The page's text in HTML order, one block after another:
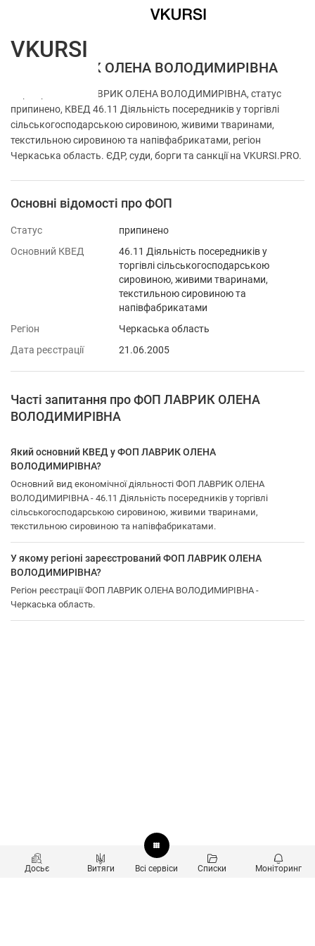
ФОП ЛАВРИК ОЛЕНА ВОЛОДИМИРІВНА
Перевірка ФОП ЛАВРИК ОЛЕНА ВОЛОДИМИРІВНА, статус
припинено, КВЕД 46.11 Діяльність посередників у торгівлі
сільськогосподарською сировиною, живими тваринами,
текстильною сировиною та напівфабрикатами, регіон
Черкаська область. ЄДР, суди, борги та санкції на VKURSI.PRO.
Основні відомості про ФОП
Статус
припинено
Основний КВЕД
46.11 Діяльність посередників у
торгівлі сільськогосподарською
сировиною, живими тваринами,
текстильною сировиною та
напівфабрикатами
Регіон
Черкаська область
Дата реєстрації
21.06.2005
Часті запитання про ФОП ЛАВРИК ОЛЕНА
ВОЛОДИМИРІВНА
Який основний КВЕД у ФОП ЛАВРИК ОЛЕНА
ВОЛОДИМИРІВНА?
Основний вид економічної діяльності ФОП ЛАВРИК ОЛЕНА
ВОЛОДИМИРІВНА - 46.11 Діяльність посередників у торгівлі
сільськогосподарською сировиною, живими тваринами,
текстильною сировиною та напівфабрикатами.
У якому регіоні зареєстрований ФОП ЛАВРИК ОЛЕНА
ВОЛОДИМИРІВНА?
Регіон реєстрації ФОП ЛАВРИК ОЛЕНА ВОЛОДИМИРІВНА -
Черкаська область.
Досьє Витяги Всі сервіси Списки Моніторинг
VKURSI